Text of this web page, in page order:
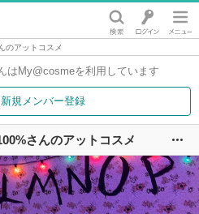
のアットコスメ
は My@cosmeを利用しています
規メンバー登録
さんのアットコスメ